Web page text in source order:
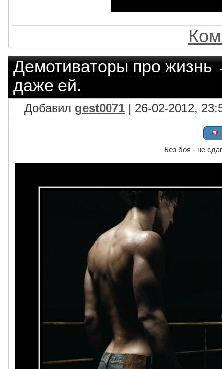
Демотиваторы про жизнь
даже ей.
Добавил gest0071 | 26-02-2012,
Без боя - не